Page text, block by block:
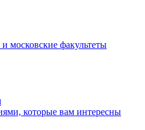
московские факультеты
которые вам интересны